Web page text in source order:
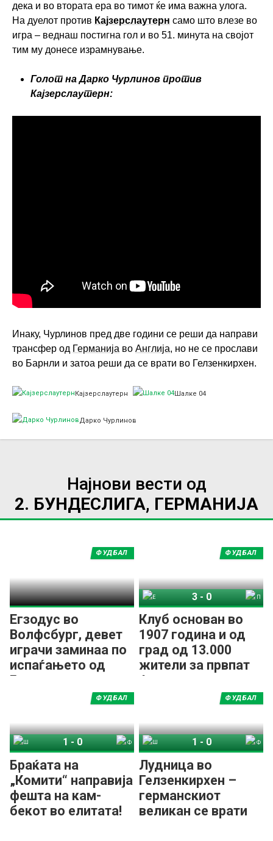
дека и во втората ера во тимот ќе има важна улога.
На дуелот против Кајзерслаутерн само што влезе во
игра – веднаш постигна гол и во 51. минута на својот
тим му донесе израмнување.
Голот на Дарко Чурлинов против
Кајзерслаутерн:
Инаку, Чурлинов пред две години се реши да направи
трансфер од Германија во Англија, но не се прослави
во Барнли и затоа реши да се врати во Гелзенкирхен.
Кајзерслаутерн Шалке 04
Дарко Чурлинов
Најнови вести од
2. БУНДЕСЛИГА, ГЕРМАНИЈА
Егзодус во
Волфсбург, девет
играчи заминаа по
испаѓањето од
Бундеслигата
ФУДБАЛ
Клуб основан во
1907 година и од
град од 13.000
жители за првпат
ќе игра во
Бундеслигата!
ФУДБАЛ
3 - 0
Браќата на
„Комити“ направија
фешта на кам-
бекот во елитата!
ФУДБАЛ
1-0
Лудница во
Гелзенкирхен –
германскиот
великан се врати
ФУДБАЛ
1-0